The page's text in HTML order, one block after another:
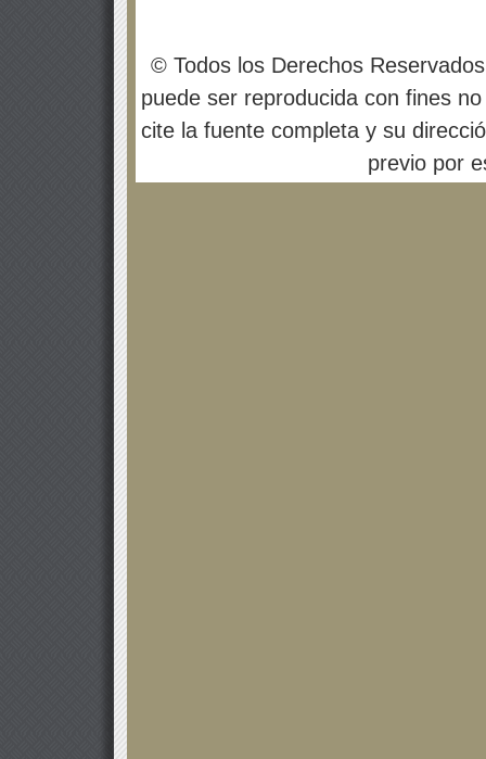
© Todos los Derechos
puede ser reproducida con fines
cite la fuente completa y su
previo por